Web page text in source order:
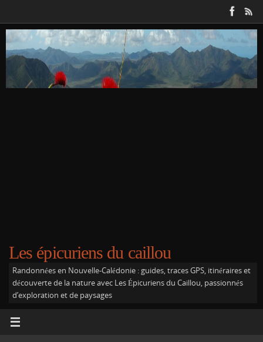
contenu
Les épicuriens du caillou
Randonnées en Nouvelle-Calédonie : guides, traces GPS, itinéraires et
découverte de la nature avec Les Épicuriens du Caillou, passionnés
d’exploration et de paysages